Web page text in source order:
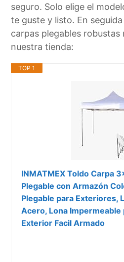
seguro. Solo elige el
te guste y listo. En
carpas plegables robustas
nuestra tienda:
TOP 1
INMATMEX Toldo Carpa
Plegable con Armazón
Plegable para Exteriores,
Acero, Lona Impermeable
Exterior Facil Armado